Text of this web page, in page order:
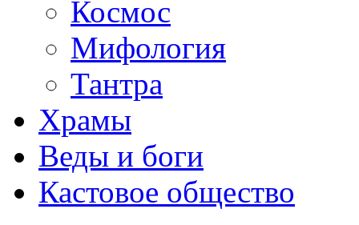
Космос
Мифология
Тантра
Храмы
Веды и боги
Кастовое общество